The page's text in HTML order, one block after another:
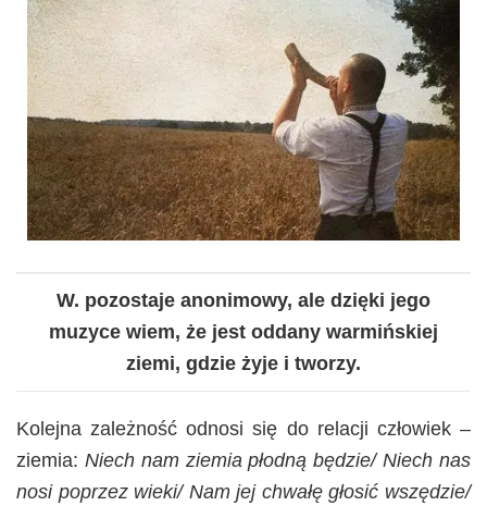
W. pozostaje anonimowy, ale dzięki jego
muzyce wiem, że jest oddany warmińskiej
ziemi, gdzie żyje i tworzy.
Kolejna zależność odnosi się do relacji człowiek –
ziemia: Niech nam ziemia płodną będzie/ Niech nas
nosi poprzez wieki/ Nam jej chwałę głosić wszędzie/